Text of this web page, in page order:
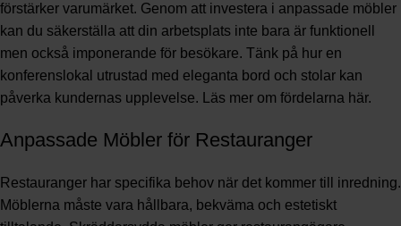
förstärker varumärket. Genom att investera i anpassade möbler
kan du säkerställa att din arbetsplats inte bara är funktionell
men också imponerande för besökare. Tänk på hur en
konferenslokal utrustad med eleganta bord och stolar kan
påverka kundernas upplevelse.
Läs mer om fördelarna här.
Anpassade Möbler för Restauranger
Restauranger har specifika behov när det kommer till inredning.
Möblerna måste vara hållbara, bekväma och estetiskt